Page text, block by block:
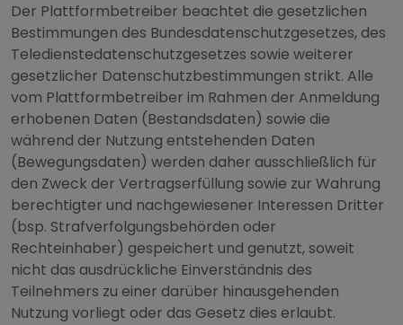
Der Plattformbetreiber beachtet die gesetzlichen
Bestimmungen des Bundesdatenschutzgesetzes, des
Teledienstedatenschutzgesetzes sowie weiterer
gesetzlicher Datenschutzbestimmungen strikt. Alle
vom Plattformbetreiber im Rahmen der Anmeldung
erhobenen Daten (Bestandsdaten) sowie die
während der Nutzung entstehenden Daten
(Bewegungsdaten) werden daher ausschließlich für
den Zweck der Vertragserfüllung sowie zur Wahrung
berechtigter und nachgewiesener Interessen Dritter
(bsp. Strafverfolgungsbehörden oder
Rechteinhaber) gespeichert und genutzt, soweit
nicht das ausdrückliche Einverständnis des
Teilnehmers zu einer darüber hinausgehenden
Nutzung vorliegt oder das Gesetz dies erlaubt.